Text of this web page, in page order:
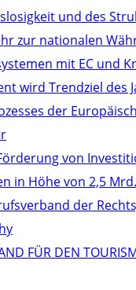
und des
zur nationalen
mit EC
wird Trendziel des
der
von
in Höhe von 2,5
der
FÜR DEN